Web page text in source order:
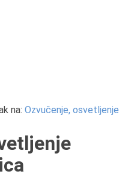
na: Ozvučenje, osvetljenje